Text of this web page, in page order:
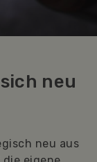
einem
% geraten